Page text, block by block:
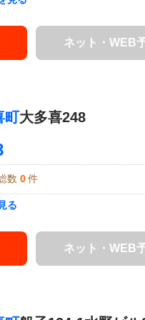
ネット・WEB
町大多喜248
数 0 件
る
ネット・WEB